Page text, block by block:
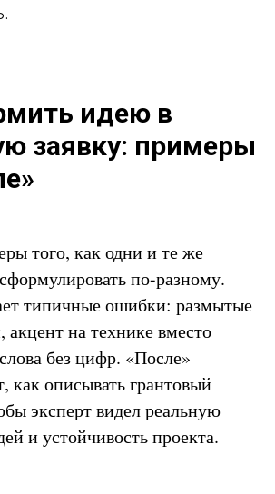
идею в
заявку: примеры
того, как одни и те же
по-разному.
типичные ошибки: размытые
на технике вместо
без цифр. «После»
как описывать грантовый
эксперт видел реальную
и устойчивость проекта.